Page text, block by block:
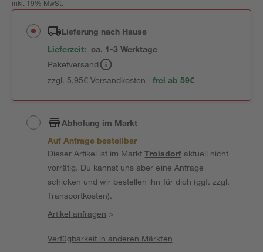
inkl. 19% MwSt.
Lieferung nach Hause
Lieferzeit: ca. 1-3 Werktage
Paketversand
zzgl. 5,95€ Versandkosten | frei ab 59€
Abholung im Markt
Auf Anfrage bestellbar
Dieser Artikel ist im MarktTroisdorfaktuell nicht
vorrätig. Du kannst uns aber eine Anfrage
schicken und wir bestellen ihn für dich (ggf. zzgl.
Transportkosten).
Artikel anfragen >
Verfügbarkeit in anderen Märkten